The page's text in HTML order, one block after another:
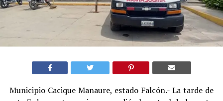
Municipio Cacique Manaure, estado Falcón.- La tarde de